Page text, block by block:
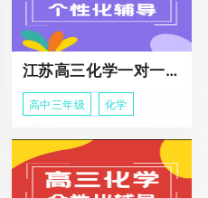
江苏高三化学一对一个性化冲刺辅导
高中三年级 化学